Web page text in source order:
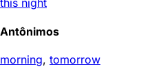
this night
Antônimos
morning, tomorrow